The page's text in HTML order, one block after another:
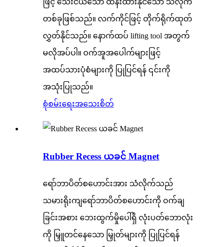
တစ်ခုဖြစ်သည်။ လက်ကိုင်ဖြင့် တိုက်ရိုက်ထုတ်
လွှတ်နိုင်သည်။ နောက်ထပ် lifting tool အတွက်
မလိုအပ်ပါ။ ဝက်အူအပေါက်များဖြင့်
အထပ်သားပုံစံများကို ပြုပြင်ရန် ၎င်းကို
အသုံးပြုသည်။
စုံစမ်းရေးအသေးစိတ်
Rubber Recess ယခင် Magnet
ရော်ဘာပိတ်စဟောင်းအား သံလိုက်သည်
သမားရိုးကျရော်ဘာပိတ်စဟောင်းကို ဝက်ချ
ခြင်းအစား ဘေးထွက်မှိုပေါ်ရှိ လုံးပတ်ဘောလုံး
ကို မြှူတင်နေသော မြှုတ်များကို ပြုပြင်ရန်